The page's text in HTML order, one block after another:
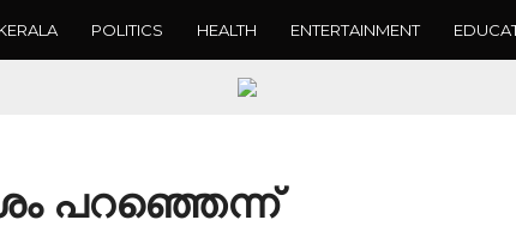
POLITICS HEALTH ENTERTAINMENT
പറഞ്ഞെന്ന്